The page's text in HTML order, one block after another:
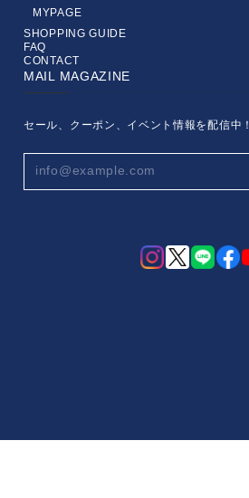
MYPAGE
SHOPPING GUIDE
FAQ
CONTACT
MAIL MAGAZINE
セール、クーポン、イベント情報を配信中！